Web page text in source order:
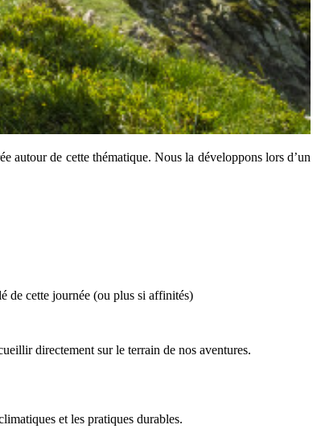
autour de cette thématique. Nous la développons lors d’un
de cette journée (ou plus si affinités)
directement sur le terrain de nos aventures.
et les pratiques durables.